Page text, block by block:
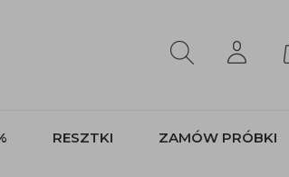
RESZTKI ZAMÓW PRÓBKI